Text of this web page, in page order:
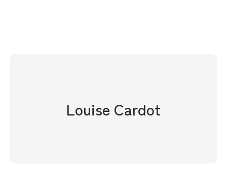
Louise Cardot